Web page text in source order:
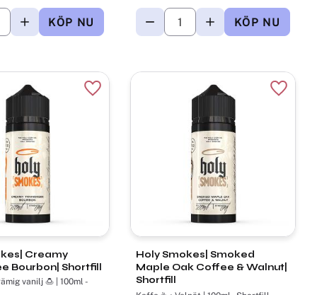
Creamy
Bourbon| Shortfill
Lägg till i favoriter
Holy Smokes| Smoked
Maple Oak Coffee & Walnut|
Shortfill
Lägg